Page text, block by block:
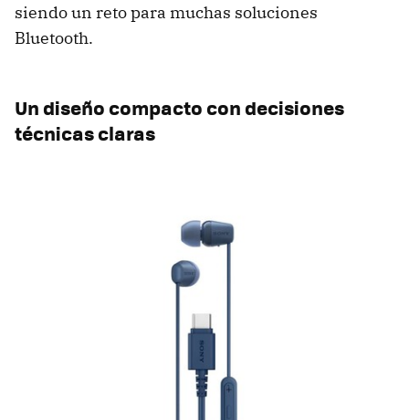
siendo un reto para muchas soluciones
Bluetooth.
Un diseño compacto con decisiones
técnicas claras